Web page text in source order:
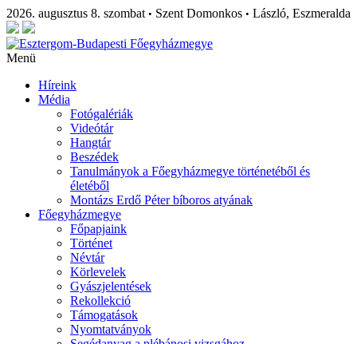
2026. augusztus 8. szombat • Szent Domonkos • László, Eszmeralda
Menü
Híreink
Média
Fotógalériák
Videótár
Hangtár
Beszédek
Tanulmányok a Főegyházmegye történetéből és
életéből
Montázs Erdő Péter bíboros atyának
Főegyházmegye
Főpapjaink
Történet
Névtár
Körlevelek
Gyászjelentések
Rekollekció
Támogatások
Nyomtatványok